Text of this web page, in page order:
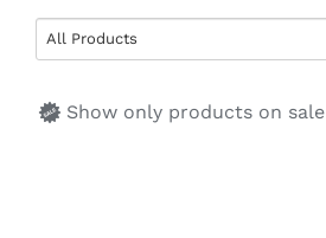
All Products
Show only products on sale